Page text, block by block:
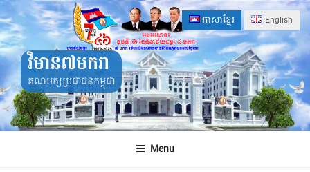
Skip
to
content
ភាសាខ្មែរ English
វិមាន៧មករា
គណបក្សប្រជាជនកម្ពុជា
Menu